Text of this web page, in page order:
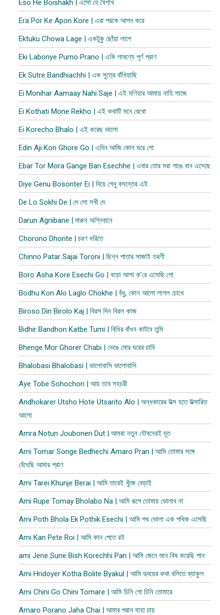
Eso He Boishakh | এসো হে বৈশাখ
Era Por Ke Apon Kore | এরা পরকে আপন করে
Ektuku Chowa Lage | একটুকু ছোঁয়া লাগে
Eki Labonye Purno Prano | একি লাবণ্যে পূর্ণ প্রাণ
Ek Sutre Bandhiachhi | এক সুত্রে বাঁধিয়াছি
Ei Monihar Aamaay Nahi Saje | এই মণিহার আমায় নাহি সাজে
Ei Kothati Mone Rekho | এই কথাটি মনে রেখো
Ei Korecho Bhalo | এই করেছ ভালো
Edin Aji Kon Ghore Go | এদিন আজি কোন ঘরে গো
Ebar Tor Mora Gange Ban Esechhe | এবার তোর মরা গাঙে বান এসেছে
Diye Genu Bosonter Ei | দিয়ে গেনু বসন্তের এই
De Lo Sokhi De | দে লো সখী দে
Darun Agnibane | দারুন অগ্নিবানে
Chorono Dhorite | চরণ ধরিতে
Chinno Patar Sajai Toroni | ছিন্ন পাতার সাজাই তরণী
Boro Asha Kore Esechi Go | বড়ো আশা ক’রে এসেছি গো
Bodhu Kon Alo Laglo Chokhe | বঁধু, কোন আলো লাগল চোখে
Biroso Din Birolo Kaj | বিরস দিন বিরল কাজ
Bidhir Bandhon Katbe Tumi | বিধির বাঁধন কাটবে তুমি
Bhenge Mor Ghorer Chabi | ভেঙে মোর ঘরের চাবি
Bhalobasi Bhalobasi | ভালোবাসি ভালোবাসি
Aye Tobe Sohochori | আয় তবে সহচরী
Andhokarer Utsho Hote Utsarito Alo | অন্ধকারের উত্স হতে উত্সারিত
আলো
Amra Notun Jouboneri Dut | আমরা নতুন যৌবনেরই দূত
Ami Tomar Songe Bedhechi Amaro Pran | আমি তোমার সঙ্গে
বেঁধেছি আমার প্রাণ
Ami Tarei Khunje Berai | আমি তারেই খুঁজে বেড়াই
Ami Rupe Tomay Bholabo Na | আমি রূপে তোমায় ভোলাব না
Ami Poth Bhola Ek Pothik Esechi | আমি পথ ভোলা এক পথিক এসেছি
Ami Kan Pete Roi | আমি কান পেতে রই
ami Jene Sune Bish Korechhi Pan | আমি জেনে শুনে বিষ করেছি পান
Ami Hridoyer Kotha Bolite Byakul | আমি হৃদয়ের কথা বলিতে ব্যাকুল
Ami Chini Go Chini Tomare | আমি চিনি গো চিনি তোমারে
Amaro Porano Jaha Chai | আমার পরান যাহা চায়